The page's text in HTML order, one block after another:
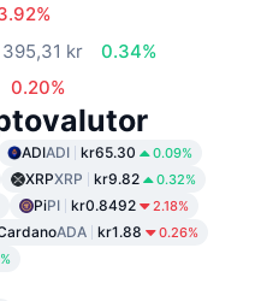
kr
0.34%
0.20%
ADIADI kr65.30 0.09%
XRPXRP kr9.82 0.32%
PiPI kr0.8492 2.18%
ADA kr1.88 0.26%